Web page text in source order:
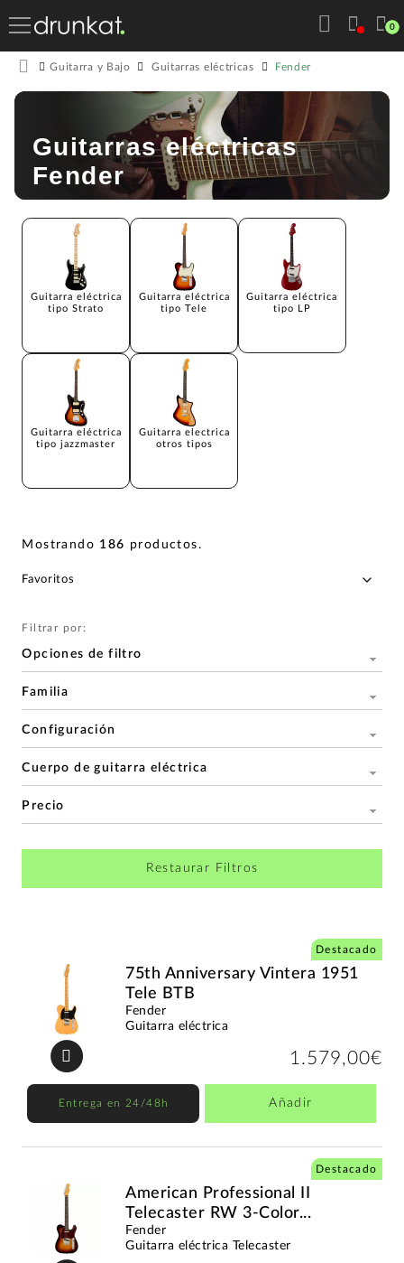
0
Guitarra y Bajo Guitarras eléctricas Fender
Guitarras eléctricas
Fender
Guitarra eléctrica
tipo Strato
Guitarra eléctrica
tipo Tele
Guitarra eléctrica
tipo LP
Guitarra eléctrica
tipo jazzmaster
Guitarra electrica
otros tipos
Mostrando 186 productos.
Filtrar por:
Opciones de filtro
Familia
Configuración
Cuerpo de guitarra eléctrica
Precio
Restaurar Filtros
75th Anniversary Vintera 1951
Tele BTB
Fender
Guitarra eléctrica
1.579,00€
Entrega en 24/48h Añadir
Destacado
American Professional II
Telecaster RW 3-Color...
Fender
Guitarra eléctrica Telecaster
Destacado